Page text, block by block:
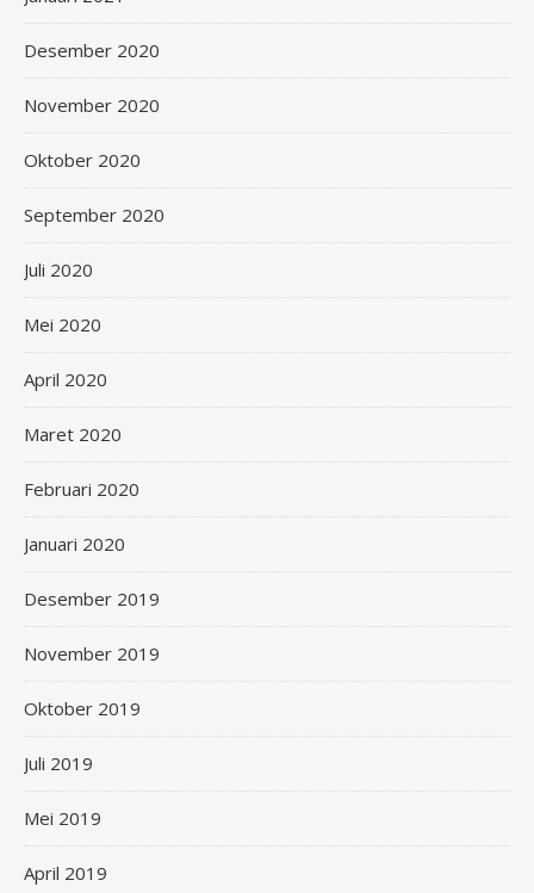
Desember 2020
November 2020
Oktober 2020
September 2020
Juli 2020
Mei 2020
April 2020
Maret 2020
Februari 2020
Januari 2020
Desember 2019
November 2019
Oktober 2019
Juli 2019
Mei 2019
April 2019